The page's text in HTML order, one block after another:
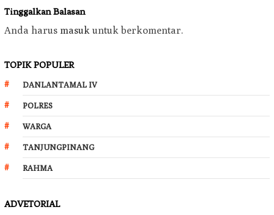
Tinggalkan Balasan
Anda harus masuk untuk berkomentar.
TOPIK POPULER
DANLANTAMAL IV
POLRES
WARGA
TANJUNGPINANG
RAHMA
ADVETORIAL